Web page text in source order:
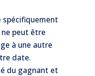
spécifiquement
peut être
à une autre
date.
du gagnant et